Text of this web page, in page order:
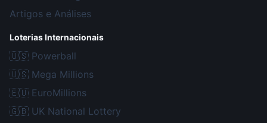
Artigos e Análises
Loterias Internacionais
🇺🇸 Powerball
🇺🇸 Mega Millions
🇪🇺 EuroMillions
🇬🇧 UK National Lottery